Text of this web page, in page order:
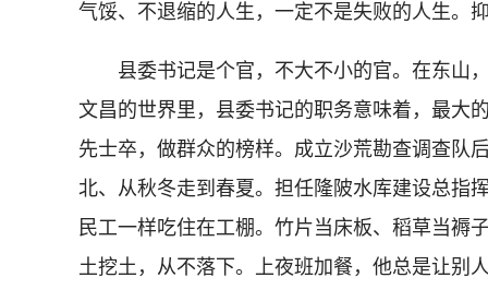
气馁、不退缩的人生，一定不是失败的人生。
县委书记是个官，不大不小的官。在东山
文昌的世界里，县委书记的职务意味着，最大
先士卒，做群众的榜样。成立沙荒勘查调查队
北、从秋冬走到春夏。担任隆陂水库建设总指
民工一样吃住在工棚。竹片当床板、稻草当褥
土挖土，从不落下。上夜班加餐，他总是让别